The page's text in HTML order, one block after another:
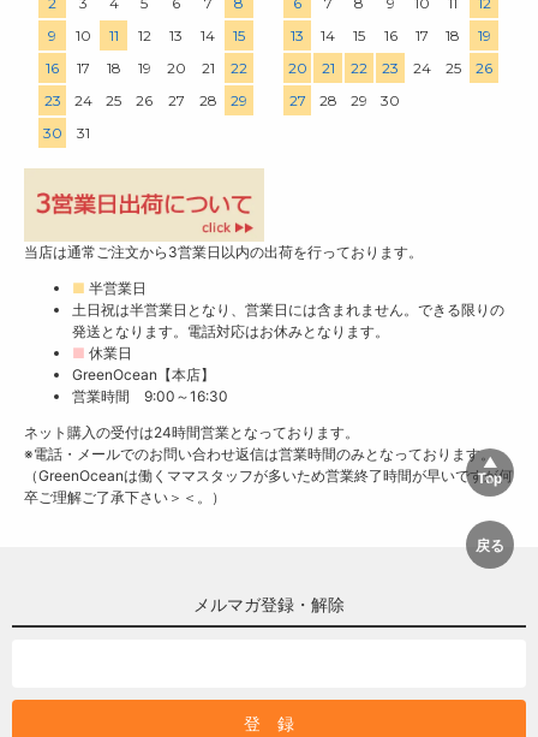
9
10 11 12 13 14
15
16
17 18 19 20 21
22
23
24 25 26 27 28
29
30
31
13
14 15 16 17 18
19
20
21 22 23 24 25
26
27
28 29 30
当店は通常ご注文から3営業日以内の出荷を行っております。
■ 半営業日
土日祝は半営業日となり、営業日には含まれません。できる限りの
発送となります。電話対応はお休みとなります。
■ 休業日
GreenOcean【本店】
営業時間 9:00～16:30
ネット購入の受付は24時間営業となっております。
※電話・メールでのお問い合わせ返信は営業時間のみとなっております。
（GreenOceanは働くママスタッフが多いため営業終了時間が早いですが何
卒ご理解ご了承下さい＞＜。）
メルマガ登録・解除